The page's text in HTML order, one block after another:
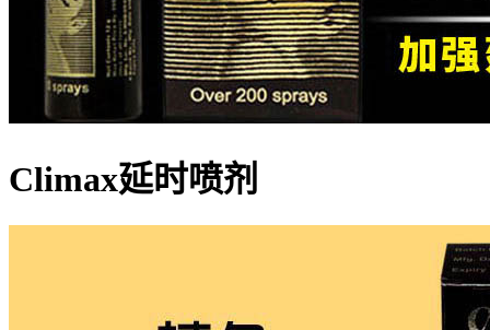
Climax延时喷剂